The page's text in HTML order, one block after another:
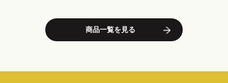
商品一覧を見る